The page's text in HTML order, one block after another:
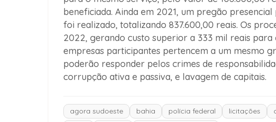
beneficiada. Ainda em 2021, um pregão
foi realizado, totalizando 837.600,00 reais. Os
2022, gerando custo superior a 333 mil reais para
empresas participantes pertencem a um mesmo
poderão responder pelos crimes de
corrupção ativa e passiva, e lavagem de capitais.
agora sudoeste bahia polícia federal licitações